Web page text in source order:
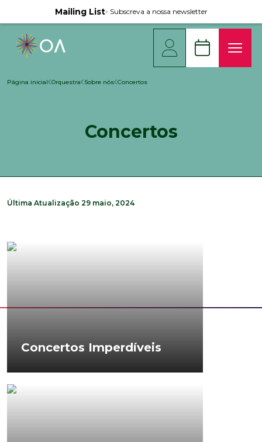
Mailing List- Subscreva a nossa newsletter
Página inicial Orquestra Sobre nós Concertos
Concertos
Última Atualização 29 maio, 2024
Concertos Imperdíveis